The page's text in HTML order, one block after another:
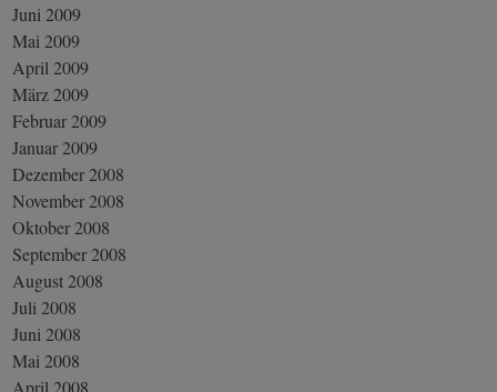
Juni 2009
Mai 2009
April 2009
März 2009
Februar 2009
Januar 2009
Dezember 2008
November 2008
Oktober 2008
September 2008
August 2008
Juli 2008
Juni 2008
Mai 2008
April 2008